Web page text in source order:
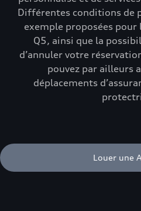
Différentes conditions de
exemple proposées pour
Q5, ainsi que la
d’annuler votre
pouvez par ailleurs
déplacements
Louer une